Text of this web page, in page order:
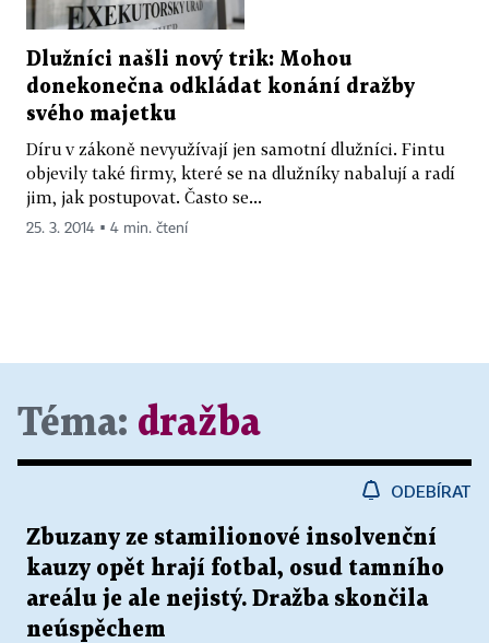
Dlužníci našli nový trik: Mohou
donekonečna odkládat konání dražby
svého majetku
Díru v zákoně nevyužívají jen samotní dlužníci. Fintu
objevily také firmy, které se na dlužníky nabalují a radí
jim, jak postupovat. Často se...
25. 3. 2014 ▪ 4 min. čtení
Téma: dražba
ODEBÍRAT
Zbuzany ze stamilionové insolvenční
kauzy opět hrají fotbal, osud tamního
areálu je ale nejistý. Dražba skončila
neúspěchem